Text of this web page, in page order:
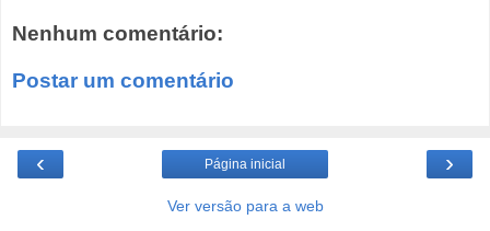
Nenhum comentário:
Postar um comentário
‹ ›
Página inicial
Ver versão para a web